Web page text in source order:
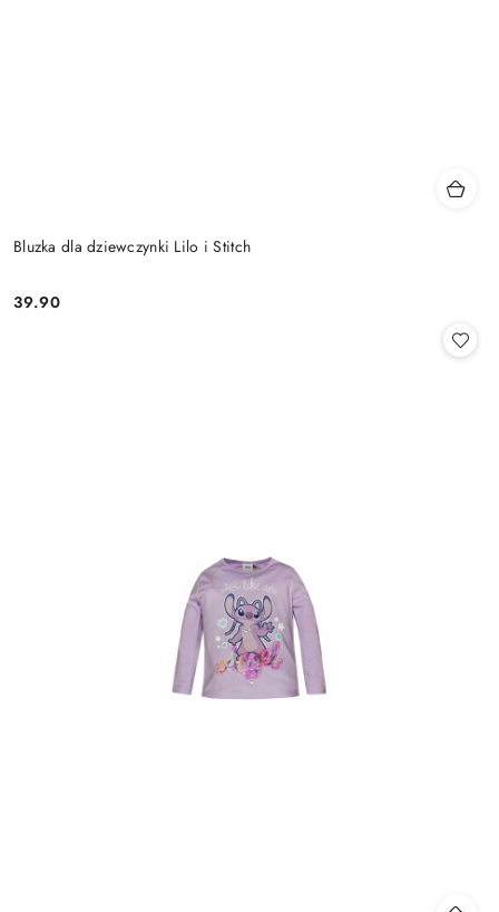
Bluzka dla dziewczynki Lilo i Stitch
Cena:
39.90